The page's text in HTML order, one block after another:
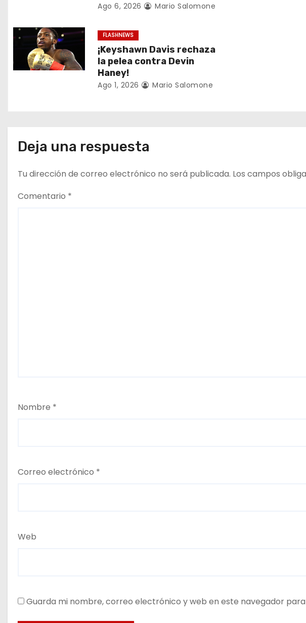
e
a
d
a
Ago 6, 2026 Mario Salomone
FLASHNEWS
¡Keyshawn Davis rechaza
la pelea contra Devin
Haney!
Ago 1, 2026 Mario Salomone
Deja una respuesta
Tu dirección de correo electrónico no será publicada. Los campos
Comentario *
Nombre *
Correo electrónico *
Web
Guarda mi nombre, correo electrónico y web en este navegador